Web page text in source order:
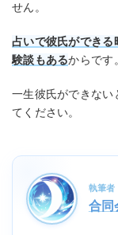
せん。
占いで彼氏ができる
験談もあるからです。
一生彼氏ができない
てください。
執筆者
合